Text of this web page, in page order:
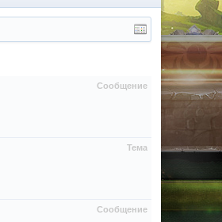
Сообщение
Тема
Сообщение